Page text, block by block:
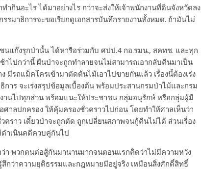
นอะไร ได้มาอย่างไร กว่าจะส่งให้เจ้าพนักงานที่ดินจังหวัดลง
รมาธิการจะขอเรียกดูเอกสารบันทึกรายงานทั้งหมด. ถ้ามันไม่
นแก๊งรุกป่านั้น ได้หารือร่วมกับ ศปป.4 กอ.รมน., สคทช. และทุก
ไปกว่านี้ ผืนป่าจะถูกทำลายจนไม่สามารถเอากลับคืนมาเป็น
มีรถแม็คโครเข้ามาตัดต้นไม้เอาไปขายกันแล้ว เรื่องนี้ต้องเร่ง
าร จะเร่งสรุปข้อมูลเบื้องต้น พร้อมประสานกรมป่าไม้และกรม
นไปทุกส่วน พร้อมแนะให้ประชาชน กลุ่มอนุรักษ์ หรือกลุ่มผู้มี
าลปกครอง ให้คุ้มครองชั่วคราวไปก่อน โดยทำให้ศาลเห็นว่า
ราว เดี๋ยวป่าจะถูกตัด ถูกเปลี่ยนสภาพจนกู้คืนไม่ได้ ส่วนเรื่อง
ำเนินคดีควบคู่กันไป
า พวกตนต่อสู้กันมานานมากจนตอนแรกคิดว่าไม่มีความหวัง
กว่าความยุติธรรมและกฎหมายมีอยู่จริง เหมือนสิ่งศักดิ์สิทธิ์